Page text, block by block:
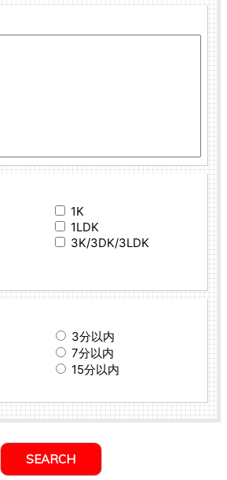
1K
1LDK
3K/3DK/3LDK
3分以内
7分以内
15分以内